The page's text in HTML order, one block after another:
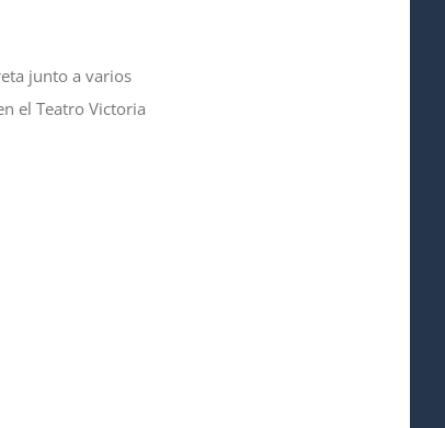
junto a varios
el Teatro Victoria